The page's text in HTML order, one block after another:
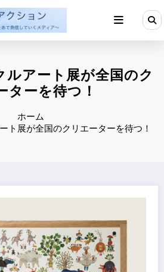
ルアート展が全国のク
ターを待つ！
ホーム
ト展が全国のクリエーターを待つ！